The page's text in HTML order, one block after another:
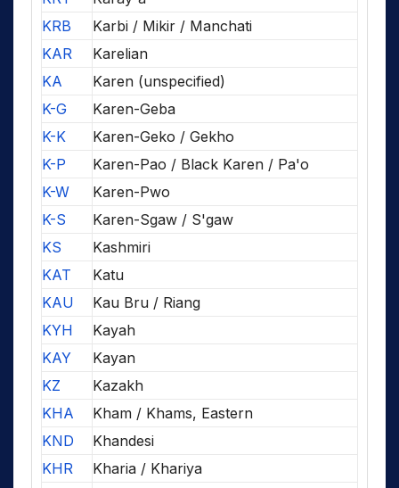
KRB
Karbi / Mikir / Manchati
KAR
Karelian
KA
Karen (unspecified)
K-G
Karen-Geba
K-K
Karen-Geko / Gekho
K-P
Karen-Pao / Black Karen / Pa'o
K-W
Karen-Pwo
K-S
Karen-Sgaw / S'gaw
KS
Kashmiri
KAT
Katu
KAU
Kau Bru / Riang
KYH
Kayah
KAY
Kayan
KZ
Kazakh
KHA
Kham / Khams, Eastern
KND
Khandesi
KHR
Kharia / Khariya